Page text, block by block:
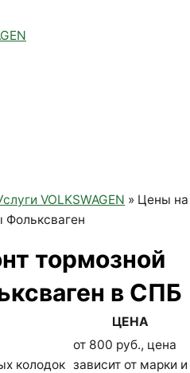
VOLKSWAGEN » Цены на
Фольксваген
тормозной
в СПБ
ЦЕНА
колодок
от 800 руб., цена
зависит от марки и